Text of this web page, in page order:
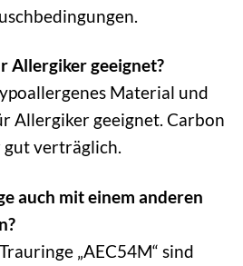
Allergiker geeignet?
Material und
Allergiker geeignet. Carbon
gut verträglich.
auch mit einem anderen
„AEC54M“ sind